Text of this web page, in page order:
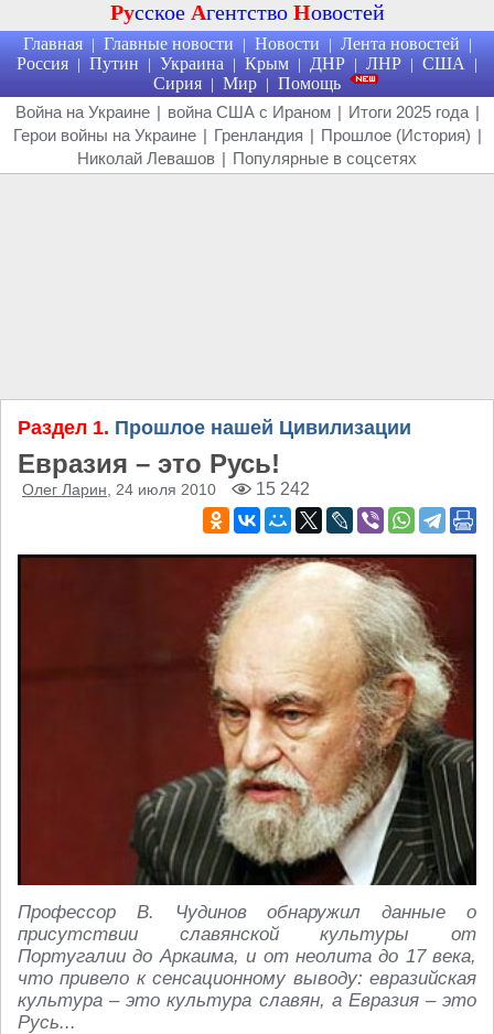
Русское Агентство Новостей
Главная | Главные новости | Новости | Лента новостей |
Россия | Путин | Украина | Крым | ДНР | ЛНР | США |
Сирия | Мир | Помощь
Война на Украине | война США с Ираном | Итоги 2025 года |
Герои войны на Украине | Гренландия | Прошлое (История) |
Николай Левашов | Популярные в соцсетях
Раздел 1. Прошлое нашей Цивилизации
Евразия – это Русь!
Олег Ларин , 24 июля 2010 15 242
Профессор В. Чудинов обнаружил данные о
присутствии славянской культуры от
Португалии до Аркаима, и от неолита до 17 века,
что привело к сенсационному выводу: евразийская
культура – это культура славян, а Евразия – это
Русь...